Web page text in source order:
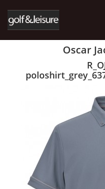
KDE NÁS NAJDETE
AKTUALITY
RÖHNISCH
Oscar